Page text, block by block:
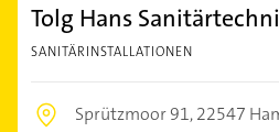
Tolg Hans
SANITÄRINSTALLATIONEN
Sprützmoor 91,22547